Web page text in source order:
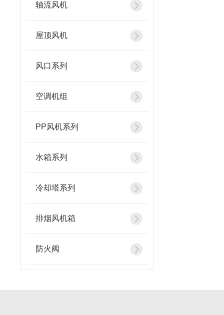
轴流风机
屋顶风机
风口系列
空调机组
PP风机系列
水箱系列
冷却塔系列
排烟风机箱
防火阀